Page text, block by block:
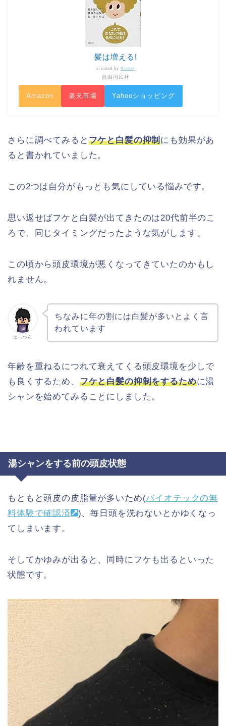
髪は増える!
created by Rinker
自由国民社
Amazon 楽天市場 Yahooショッピング
さらに調べてみると フケと白髪の抑制にも効果があ
ると書かれていました。
この2つは自分がもっとも気にしている悩みです。
思い返せばフケと白髪が出てきたのは20代前半のこ
ろで、同じタイミングだったような気がします。
この頃から頭皮環境が悪くなってきていたのかもし
れません。
まっつん
ちなみに年の割には白髪が多いとよく言
われています
年齢を重ねるにつれて衰えてくる頭皮環境を少しで
も良くするため、 フケと白髪の抑制をするために湯
シャンを始めてみることにしました。
湯シャンをする前の頭皮状態
もともと頭皮の皮脂量が多いため(バイオテックの無
料体験で確認済
)、毎日頭を洗わないとかゆくなっ
てしまいます。
そしてかゆみが出ると、同時にフケも出るといった
状態です。